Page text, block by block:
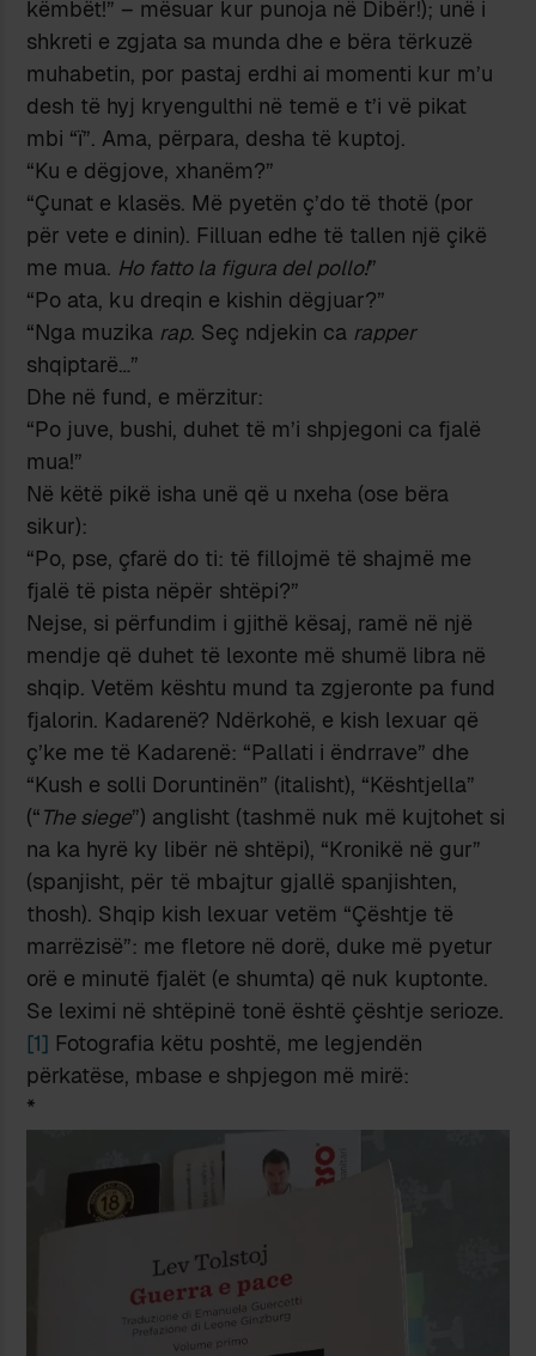
këmbët!” – mësuar kur punoja në Dibër!); unë i
shkreti e zgjata sa munda dhe e bëra tërkuzë
muhabetin, por pastaj erdhi ai momenti kur m’u
desh të hyj kryengulthi në temë e t’i vë pikat
mbi “ï”. Ama, përpara, desha të kuptoj.
“Ku e dëgjove, xhanëm?”
“Çunat e klasës. Më pyetën ç’do të thotë (por
për vete e dinin). Filluan edhe të tallen një çikë
me mua. Ho fatto la figura del pollo!”
“Po ata, ku dreqin e kishin dëgjuar?”
“Nga muzika rap. Seç ndjekin ca rapper
shqiptarë…”
Dhe në fund, e mërzitur:
“Po juve, bushi, duhet të m’i shpjegoni ca fjalë
mua!”
Në këtë pikë isha unë që u nxeha (ose bëra
sikur):
“Po, pse, çfarë do ti: të fillojmë të shajmë me
fjalë të pista nëpër shtëpi?”
Nejse, si përfundim i gjithë kësaj, ramë në një
mendje që duhet të lexonte më shumë libra në
shqip. Vetëm kështu mund ta zgjeronte pa fund
fjalorin. Kadarenë? Ndërkohë, e kish lexuar që
ç’ke me të Kadarenë: “Pallati i ëndrrave” dhe
“Kush e solli Doruntinën” (italisht), “Kështjella”
(“The siege”) anglisht (tashmë nuk më kujtohet si
na ka hyrë ky libër në shtëpi), “Kronikë në gur”
(spanjisht, për të mbajtur gjallë spanjishten,
thosh). Shqip kish lexuar vetëm “Çështje të
marrëzisë”: me fletore në dorë, duke më pyetur
orë e minutë fjalët (e shumta) që nuk kuptonte.
Se leximi në shtëpinë tonë është çështje serioze.
[1] Fotografia këtu poshtë, me legjendën
përkatëse, mbase e shpjegon më mirë:
*